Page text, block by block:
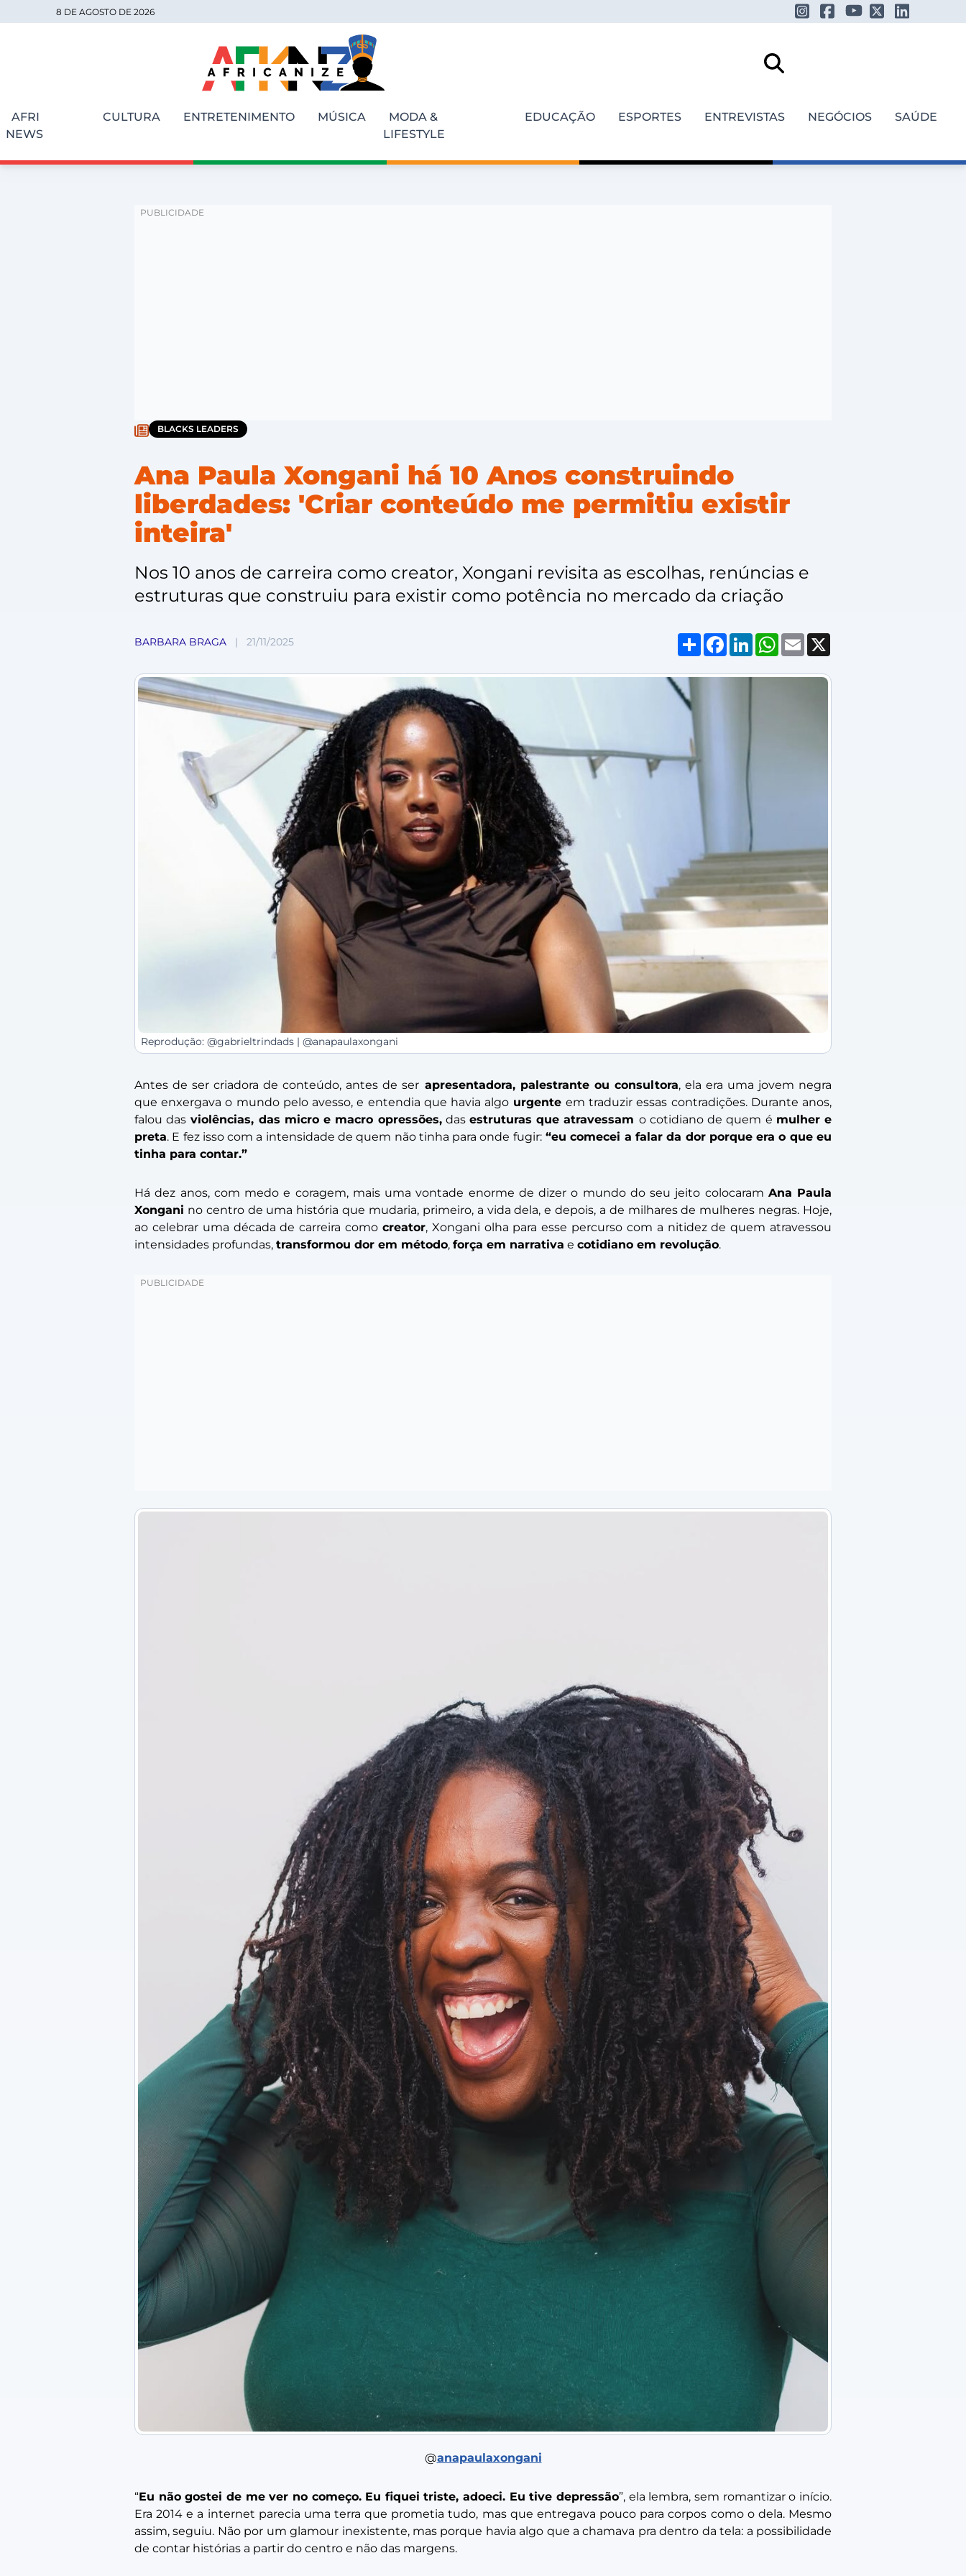
8 DE AGOSTO DE 2026
AFRI
NEWS
CULTURA ENTRETENIMENTO MÚSICA
MODA &
LIFESTYLE
EDUCAÇÃO ESPORTES ENTREVISTAS NEGÓCIOS SAÚDE
BLACKS LEADERS
Ana Paula Xongani há 10 Anos construindo
liberdades: 'Criar conteúdo me permitiu existir
inteira'
Nos 10 anos de carreira como creator, Xongani revisita as escolhas, renúncias e
estruturas que construiu para existir como potência no mercado da criação
BARBARA BRAGA | 21/11/2025 Compartilhar
Facebook
LinkedInWhatsApp
Email
Reprodução: @gabrieltrindads | @anapaulaxongani
Antes de ser criadora de conteúdo, antes de ser apresentadora, palestrante ou consultora, ela era uma jovem negra
que enxergava o mundo pelo avesso, e entendia que havia algo urgente em traduzir essas contradições. Durante anos,
falou das violências, das micro e macro opressões,dasestruturas que atravessam o cotidiano de quem é mulher e
preta. E fez isso com a intensidade de quem não tinha para onde fugir: “eu comecei a falar da dor porque era o que eu
tinha para contar.”
Há dez anos, com medo e coragem, mais uma vontade enorme de dizer o mundo do seu jeito colocaram Ana Paula
Xongani no centro de uma história que mudaria, primeiro, a vida dela, e depois, a de milhares de mulheres negras. Hoje,
ao celebrar uma década de carreira como creator, Xongani olha para esse percurso com a nitidez de quem atravessou
intensidades profundas, transformou dor em método, força em narrativa e cotidiano em revolução.
@anapaulaxongani
“Eu não gostei de me ver no começo. Eu fiquei triste, adoeci. Eu tive depressão”, ela lembra, sem romantizar o início.
Era 2014 e a internet parecia uma terra que prometia tudo, mas que entregava pouco para corpos como o dela. Mesmo
assim, seguiu. Não por um glamour inexistente, mas porque havia algo que a chamava pra dentro da tela: a possibilidade
de contar histórias a partir do centro e não das margens.